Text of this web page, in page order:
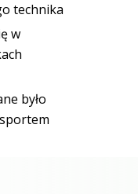
technika
w
było